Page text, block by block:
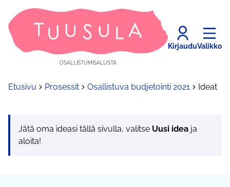
OSALLISTUMISALUSTA
KirjauduValikko
Etusivu Prosessit Osallistuva budjetointi 2021 Ideat
Jätä oma ideasi tällä sivulla, valitse Uusi idea ja
aloita!